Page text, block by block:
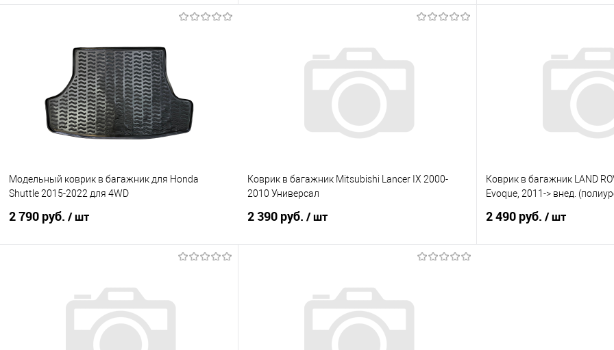
Купить в 1 клик
Сравнение
В избранное
Под заказ
Купить в 1 клик
Сравнение
Под заказ
Купить в 1 клик
Модельный коврик в багажник для Honda
Shuttle 2015-2022 для 4WD
2 790 руб. / шт
Купить в 1 клик
Сравнение
В наличии
Коврик в багажник Mitsubishi Lancer IX 2000-
2010 Универсал
2 390 руб. / шт
Купить в 1 клик
Сравнение
Под заказ
Коврик в багажник LAND
Evoque, 2011-> внед.
2 490 руб. / шт